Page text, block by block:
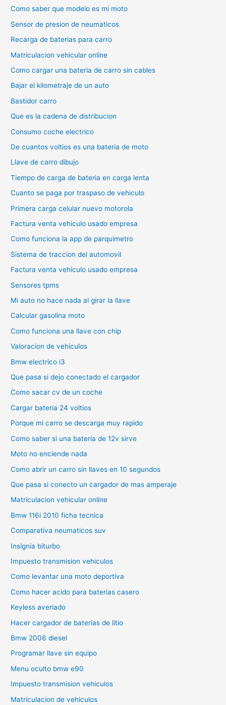
Como saber que modelo es mi moto
Sensor de presion de neumaticos
Recarga de baterias para carro
Matriculacion vehicular online
Como cargar una bateria de carro sin cables
Bajar el kilometraje de un auto
Bastidor carro
Que es la cadena de distribucion
Consumo coche electrico
De cuantos voltios es una bateria de moto
Llave de carro dibujo
Tiempo de carga de bateria en carga lenta
Cuanto se paga por traspaso de vehiculo
Primera carga celular nuevo motorola
Factura venta vehiculo usado empresa
Como funciona la app de parquimetro
Sistema de traccion del automovil
Factura venta vehiculo usado empresa
Sensores tpms
Mi auto no hace nada al girar la llave
Calcular gasolina moto
Como funciona una llave con chip
Valoracion de vehiculos
Bmw electrico i3
Que pasa si dejo conectado el cargador
Como sacar cv de un coche
Cargar bateria 24 voltios
Porque mi carro se descarga muy rapido
Como saber si una bateria de 12v sirve
Moto no enciende nada
Como abrir un carro sin llaves en 10 segundos
Que pasa si conecto un cargador de mas amperaje
Matriculacion vehicular online
Bmw 116i 2010 ficha tecnica
Comparativa neumaticos suv
Insignia biturbo
Impuesto transmision vehiculos
Como levantar una moto deportiva
Como hacer acido para baterias casero
Keyless averiado
Hacer cargador de baterias de litio
Bmw 2006 diesel
Programar llave sin equipo
Menu oculto bmw e90
Impuesto transmision vehiculos
Matriculacion de vehiculos